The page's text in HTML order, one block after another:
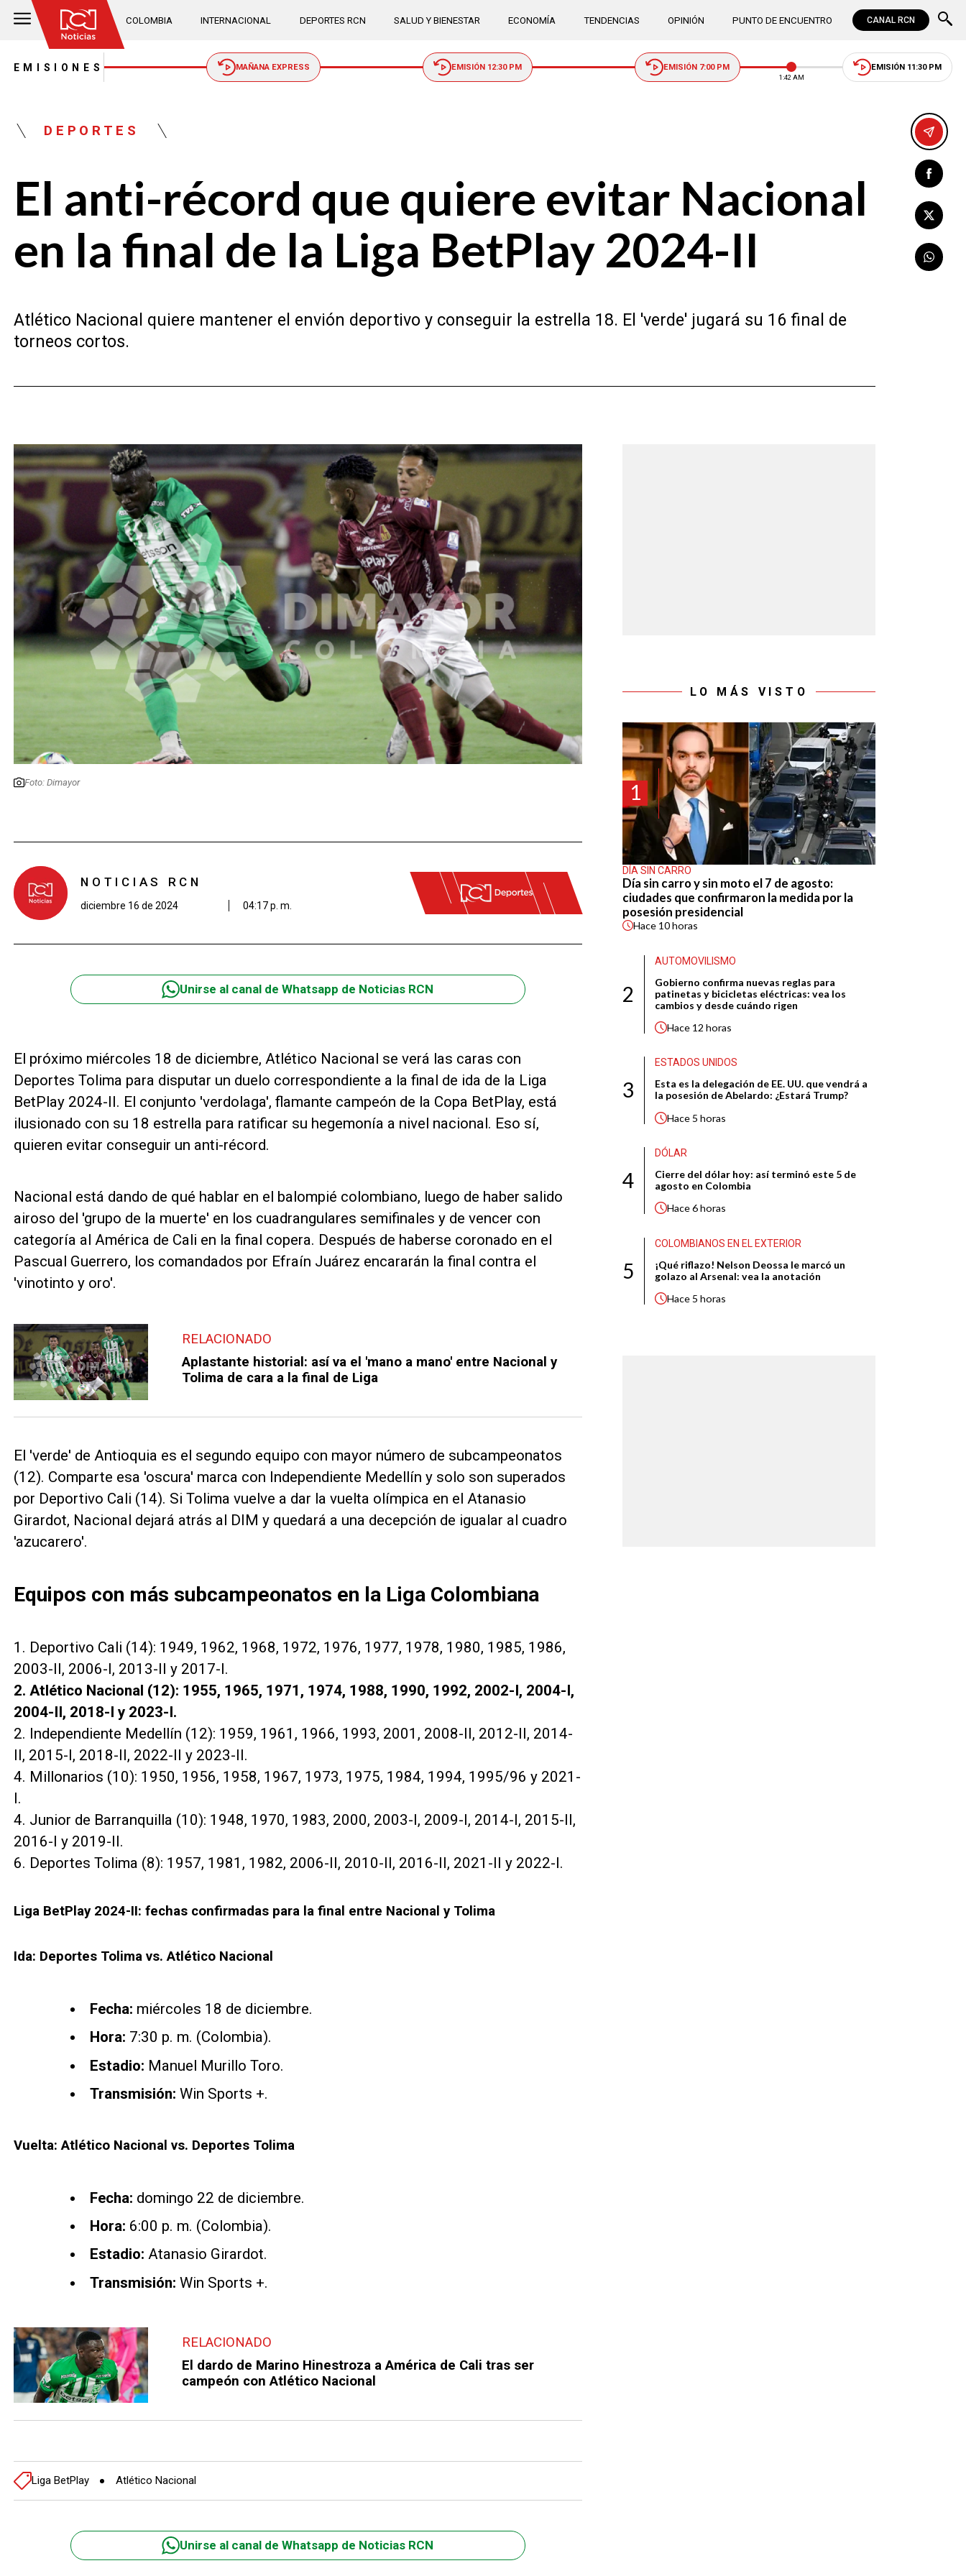
COLOMBIA INTERNACIONAL DEPORTES RCN SALUD Y BIENESTAR ECONOMÍA TENDENCIAS OPINIÓN PUNTO DE ENCUENTRO CANAL RCN
EMISIONES MAÑANA EXPRESS EMISIÓN 12:30 PM EMISIÓN 7:00 PM
1:42 AM
EMISIÓN 11:30 PM
DEPORTES
El anti-récord que quiere evitar Nacional
en la final de la Liga BetPlay 2024-II
Atlético Nacional quiere mantener el envión deportivo y conseguir la estrella 18. El 'verde' jugará su 16 final de
torneos cortos.
Foto: Dimayor
NOTICIAS RCN
diciembre 16 de 2024 04:17 p. m.
Unirse al canal de Whatsapp de Noticias RCN
El próximo miércoles 18 de diciembre, Atlético Nacional se verá las caras con
Deportes Tolima para disputar un duelo correspondiente a la final de ida de la Liga
BetPlay 2024-II. El conjunto 'verdolaga', flamante campeón de la Copa BetPlay, está
ilusionado con su 18 estrella para ratificar su hegemonía a nivel nacional. Eso sí,
quieren evitar conseguir un anti-récord.
Nacional está dando de qué hablar en el balompié colombiano, luego de haber salido
airoso del 'grupo de la muerte' en los cuadrangulares semifinales y de vencer con
categoría al América de Cali en la final copera. Después de haberse coronado en el
Pascual Guerrero, los comandados por Efraín Juárez encararán la final contra el
'vinotinto y oro'.
RELACIONADO
Aplastante historial: así va el 'mano a mano' entre Nacional y
Tolima de cara a la final de Liga
El 'verde' de Antioquia es el segundo equipo con mayor número de subcampeonatos
(12). Comparte esa 'oscura' marca con Independiente Medellín y solo son superados
por Deportivo Cali (14). Si Tolima vuelve a dar la vuelta olímpica en el Atanasio
Girardot, Nacional dejará atrás al DIM y quedará a una decepción de igualar al cuadro
'azucarero'.
Equipos con más subcampeonatos en la Liga Colombiana
1. Deportivo Cali (14): 1949, 1962, 1968, 1972, 1976, 1977, 1978, 1980, 1985, 1986,
2003-II, 2006-I, 2013-II y 2017-I.
2. Atlético Nacional (12): 1955, 1965, 1971, 1974, 1988, 1990, 1992, 2002-I, 2004-I,
2004-II, 2018-I y 2023-I.
2. Independiente Medellín (12): 1959, 1961, 1966, 1993, 2001, 2008-II, 2012-II, 2014-
II, 2015-I, 2018-II, 2022-II y 2023-II.
4. Millonarios (10): 1950, 1956, 1958, 1967, 1973, 1975, 1984, 1994, 1995/96 y 2021-
I.
4. Junior de Barranquilla (10): 1948, 1970, 1983, 2000, 2003-I, 2009-I, 2014-I, 2015-II,
2016-I y 2019-II.
6. Deportes Tolima (8): 1957, 1981, 1982, 2006-II, 2010-II, 2016-II, 2021-II y 2022-I.
Liga BetPlay 2024-II: fechas confirmadas para la final entre Nacional y Tolima
Ida: Deportes Tolima vs. Atlético Nacional
Fecha: miércoles 18 de diciembre.
Hora: 7:30 p. m. (Colombia).
Estadio: Manuel Murillo Toro.
Transmisión: Win Sports +.
Vuelta: Atlético Nacional vs. Deportes Tolima
Fecha: domingo 22 de diciembre.
Hora: 6:00 p. m. (Colombia).
Estadio: Atanasio Girardot.
Transmisión: Win Sports +.
RELACIONADO
El dardo de Marino Hinestroza a América de Cali tras ser
campeón con Atlético Nacional
Liga BetPlay Atlético Nacional
Unirse al canal de Whatsapp de Noticias RCN
LO MÁS VISTO
1
DÍA SIN CARRO
Día sin carro y sin moto el 7 de agosto:
ciudades que confirmaron la medida por la
posesión presidencial
Hace 10 horas
2
AUTOMOVILISMO
Gobierno confirma nuevas reglas para
patinetas y bicicletas eléctricas: vea los
cambios y desde cuándo rigen
Hace 12 horas
3
ESTADOS UNIDOS
Esta es la delegación de EE. UU. que vendrá a
la posesión de Abelardo: ¿Estará Trump?
Hace 5 horas
4
DÓLAR
Cierre del dólar hoy: así terminó este 5 de
agosto en Colombia
Hace6 horas
5
COLOMBIANOS EN EL EXTERIOR
¡Qué riflazo! Nelson Deossa le marcó un
golazo al Arsenal: vea la anotación
Hace 5 horas